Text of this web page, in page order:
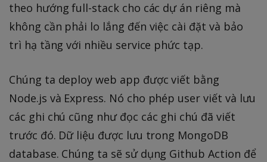
theo hướng full-stack cho các dự án riêng mà
không cần phải lo lắng đến việc cài đặt và bảo
trì hạ tầng với nhiều service phức tạp.
Chúng ta deploy web app được viết bằng
Node.js và Express. Nó cho phép user viết và lưu
các ghi chú cũng như đọc các ghi chú đã viết
trước đó. Dữ liệu được lưu trong MongoDB
database. Chúng ta sẽ sử dụng Github Action để